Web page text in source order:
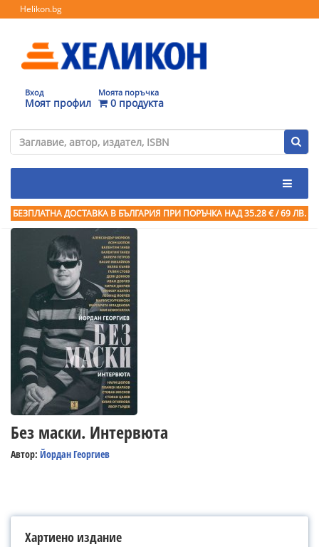
Helikon.bg
Вход
Моят профил
Моята поръчка
0 продукта
БЕЗПЛАТНА ДОСТАВКА В БЪЛГАРИЯ ПРИ ПОРЪЧКА НАД 35.28 € / 69 ЛВ.
Без маски. Интервюта
Автор: Йордан Георгиев
Хартиено издание